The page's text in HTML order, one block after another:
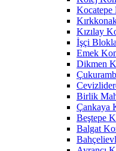
Kocatepe
Kızılay
İşçi
Emek
Dikmen
Birlik
Çankaya
Beştepe
Balgat